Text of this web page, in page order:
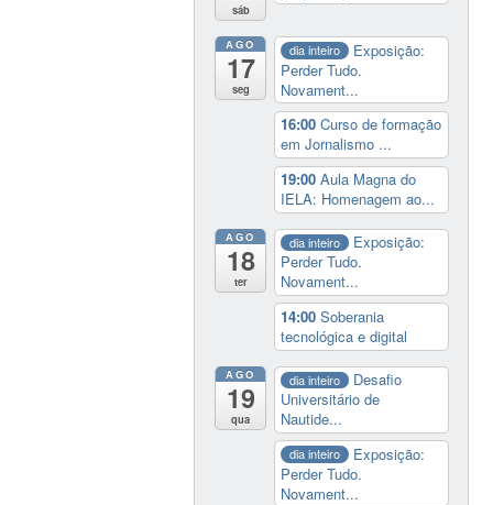
sáb
AGO
17
seg
dia inteiro
Exposição:
Perder Tudo.
Novament...
16:00Curso de formação
em Jornalismo ...
19:00Aula Magna do
IELA: Homenagem ao...
AGO
18
ter
dia inteiro
Exposição:
Perder Tudo.
Novament...
14:00Soberania
tecnológica e digital
AGO
19
qua
dia inteiro
Desafio
Universitário de
Nautide...
dia inteiro
Exposição:
Perder Tudo.
Novament...